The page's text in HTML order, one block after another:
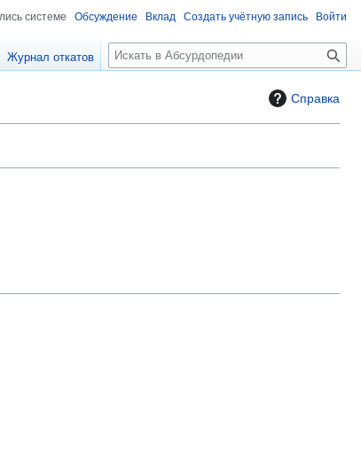
Справка
системе Обсуждение Вклад Создать учётную запись Войти
Журнал откатов
П
о
к